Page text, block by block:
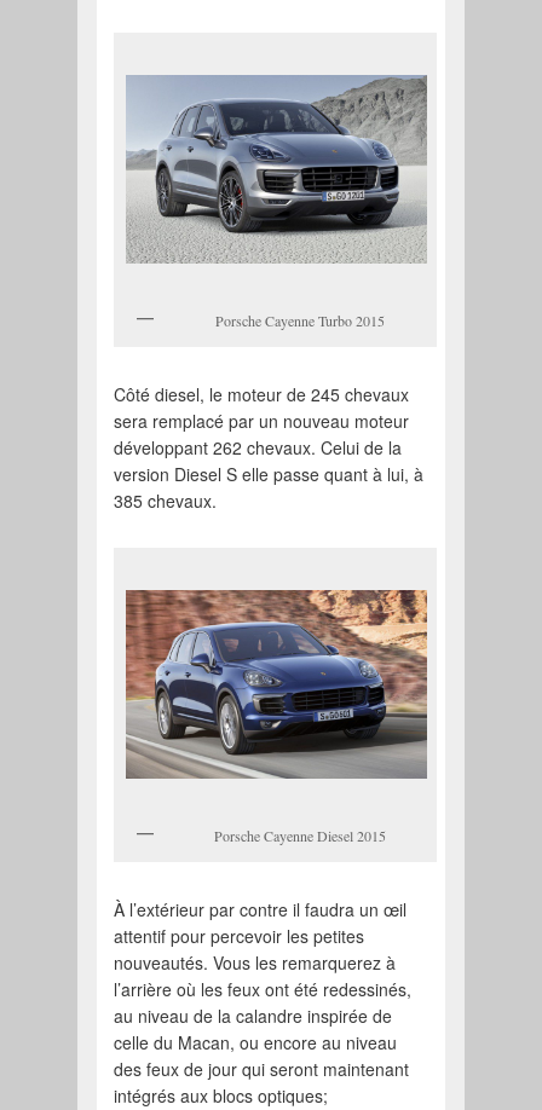
Porsche Cayenne Turbo 2015
Côté diesel, le moteur de 245 chevaux
sera remplacé par un nouveau moteur
développant 262 chevaux. Celui de la
version Diesel S elle passe quant à lui, à
385 chevaux.
Porsche Cayenne Diesel 2015
À l’extérieur par contre il faudra un œil
attentif pour percevoir les petites
nouveautés. Vous les remarquerez à
l’arrière où les feux ont été redessinés,
au niveau de la calandre inspirée de
celle du Macan, ou encore au niveau
des feux de jour qui seront maintenant
intégrés aux blocs optiques;